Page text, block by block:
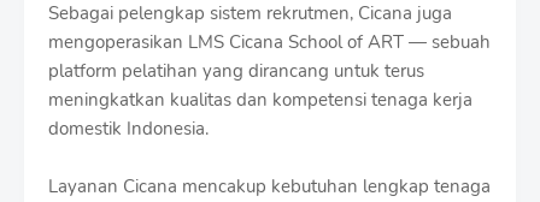
Sebagai pelengkap sistem rekrutmen, Cicana juga
mengoperasikan LMS Cicana School of ART — sebuah
platform pelatihan yang dirancang untuk terus
meningkatkan kualitas dan kompetensi tenaga kerja
domestik Indonesia.
Layanan Cicana mencakup kebutuhan lengkap tenaga